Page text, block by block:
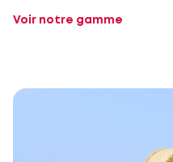
Voir notre gamme